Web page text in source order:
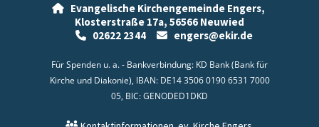

Evangelische Kirchengemeinde Engers,
Klosterstraße 17a, 56566 Neuwied
02622 2344 engers@ekir.de
Für Spenden u. a. - Bankverbindung: KD Bank (Bank für
Kirche und Diakonie), IBAN: DE14 3506 0190 6531 7000
05, BIC: GENODED1DKD